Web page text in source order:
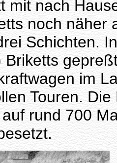
mit nach
noch näher
Schichten.
Briketts
im
Touren.
rund 700